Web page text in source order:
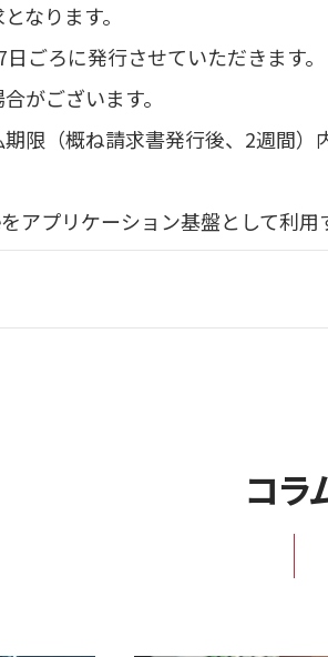
なります。
ごろに発行させていただきます。
がございます。
限（概ね請求書発行後、2週間）
アプリケーション基盤として利
コラ